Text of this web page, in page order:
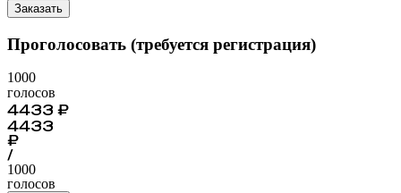
Заказать
Проголосовать (требуется регистрация)
1000
голосов
4433 ₽
4433
₽
/
1000
голосов